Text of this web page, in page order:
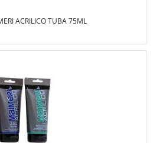
ACRILICO TUBA 75ML